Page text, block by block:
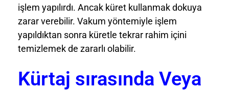
işlem yapılırdı. Ancak küret kullanmak dokuya
zarar verebilir. Vakum yöntemiyle işlem
yapıldıktan sonra küretle tekrar rahim içini
temizlemek de zararlı olabilir.
Kürtaj sırasında Veya